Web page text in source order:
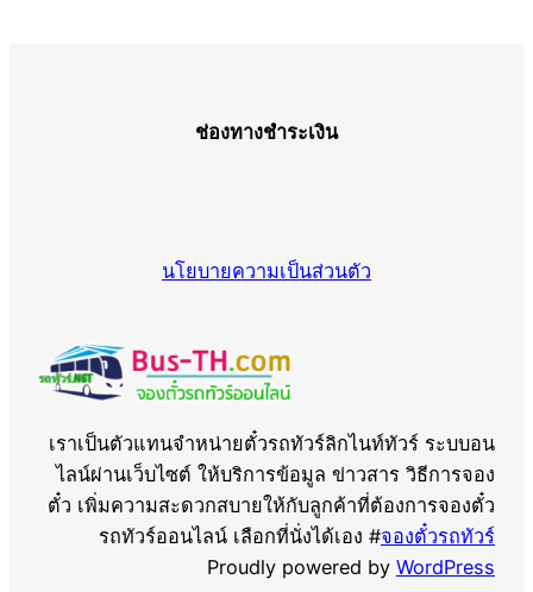
ช่องทางชำระเงิน
นโยบายความเป็นส่วนตัว
เราเป็นตัวแทนจำหน่ายตั๋วรถทัวร์ลิกไนท์ทัวร์ ระบบอน
ไลน์ผ่านเว็บไซต์ ให้บริการข้อมูล ข่าวสาร วิธีการจอง
ตั๋ว เพิ่มความสะดวกสบายให้กับลูกค้าที่ต้องการจองตั๋ว
รถทัวร์ออนไลน์ เลือกที่นั่งได้เอง #จองตั๋วรถทัวร์
Proudly powered by WordPress